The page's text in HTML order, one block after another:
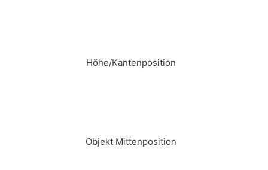
Höhe/Kantenposition
Objekt Mittenposition